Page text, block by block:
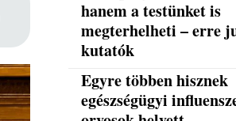
hanem a testünket is
megterhelheti – erre
kutatók
Egyre többen hisznek
egészségügyi